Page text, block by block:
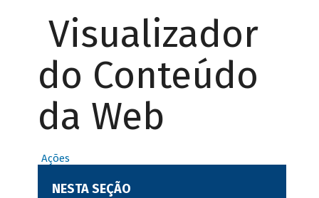
Visualizador
do Conteúdo
da Web
Ações
NESTA SEÇÃO